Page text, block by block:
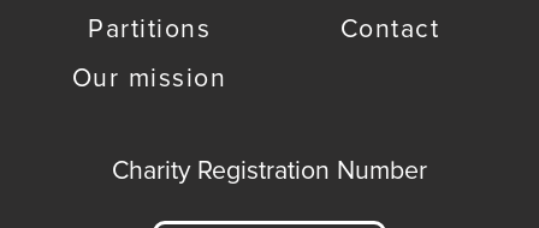
Partitions
Our mission
Contact
Charity Registration Number